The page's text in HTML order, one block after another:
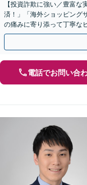
【投資詐欺に強い／豊富
済！」「海外ショッピング
の痛みに寄り添って丁寧な
金が得られるよう尽力しま
電話でお問い合